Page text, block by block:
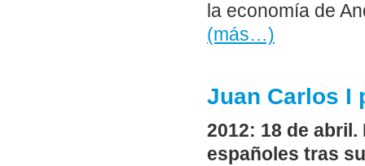
la economía de
(más…)
Juan Carlos I
2012: 18 de
españoles tras